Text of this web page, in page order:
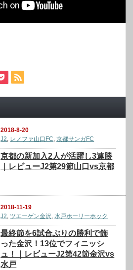
2018-8-20
J2, レノファ山口FC,京都サンガFC
京都の新加入2人が活躍し3連勝
｜レビューJ2第29節山口vs京都
2018-11-19
J2, ツエーゲン金沢,水戸ホーリーホック
最終節を6試合ぶりの勝利で飾
った金沢！13位でフィニッシ
ュ！｜レビューJ2第42節金沢vs
水戸